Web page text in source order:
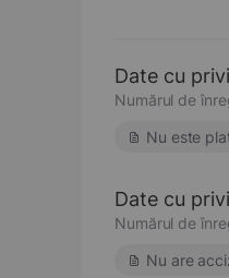
Date cu
Numărul de
Nu este
Date cu
Numărul de
Nu are